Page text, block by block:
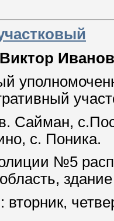
Сайман,
с. Поника.
№5